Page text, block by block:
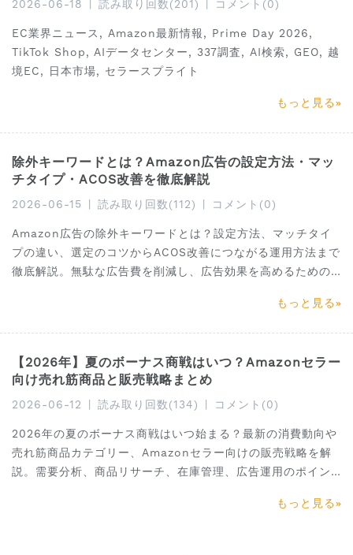
2026-06-18 読み取り回数(201) コメント(0)
EC業界ニュース, Amazon最新情報, Prime Day 2026,
TikTok Shop, AIデータセンター, 337調査, AI検索, GEO, 越
境EC, 日本市場, セラースプライト
もっと見る
除外キーワードとは？Amazon広告の設定方法・マッ
チタイプ・ACOS改善を徹底解説
2026-06-15 読み取り回数(112) コメント(0)
Amazon広告の除外キーワードとは？設定方法、マッチタイ
プの違い、選定のコツからACOS改善につながる運用方法まで
徹底解説。無駄な広告費を削減し、広告効果を高めるための
もっと見る
【2026年】夏のボーナス商戦はいつ？Amazonセラー
向け売れ筋商品と販売戦略まとめ
2026-06-12 読み取り回数(134) コメント(0)
2026年の夏のボーナス商戦はいつ始まる？最新の消費動向や
売れ筋商品カテゴリー、Amazonセラー向けの販売戦略を解
説。需要分析、商品リサーチ、在庫管理、広告運用のポイン
もっと見る